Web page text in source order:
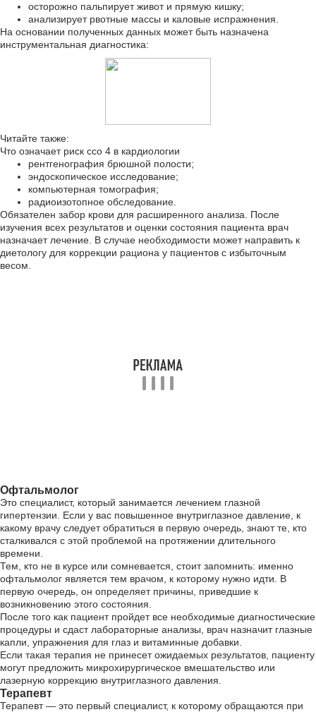
осторожно пальпирует живот и прямую кишку;
анализирует рвотные массы и каловые испражнения.
На основании полученных данных может быть назначена
инструментальная диагностика:
Читайте также:
Что означает риск ссо 4 в кардиологии
рентгенография брюшной полости;
эндоскопическое исследование;
компьютерная томография;
радиоизотопное обследование.
Обязателен забор крови для расширенного анализа. После
изучения всех результатов и оценки состояния пациента врач
назначает лечение. В случае необходимости может направить к
диетологу для коррекции рациона у пациентов с избыточным
весом.
Офтальмолог
Это специалист, который занимается лечением глазной
гипертензии. Если у вас повышенное внутриглазное давление, к
какому врачу следует обратиться в первую очередь, знают те, кто
сталкивался с этой проблемой на протяжении длительного
времени.
Тем, кто не в курсе или сомневается, стоит запомнить: именно
офтальмолог является тем врачом, к которому нужно идти. В
первую очередь, он определяет причины, приведшие к
возникновению этого состояния.
После того как пациент пройдет все необходимые диагностические
процедуры и сдаст лабораторные анализы, врач назначит глазные
капли, упражнения для глаз и витаминные добавки.
Если такая терапия не принесет ожидаемых результатов, пациенту
могут предложить микрохирургическое вмешательство или
лазерную коррекцию внутриглазного давления.
Терапевт
Терапевт — это первый специалист, к которому обращаются при